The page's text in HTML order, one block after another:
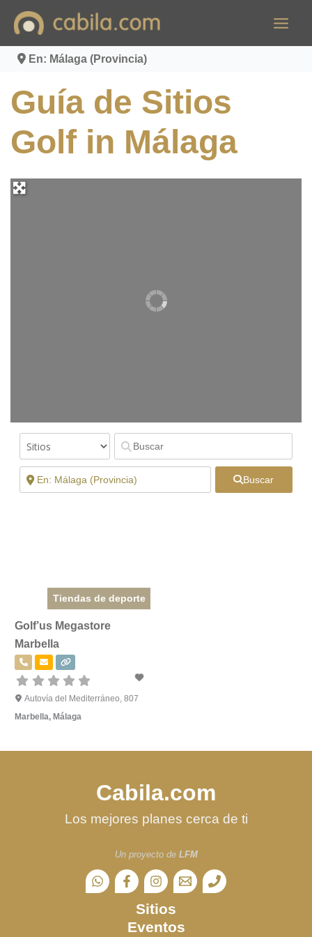
contenido
En: Málaga (Provincia)
Guía de Sitios
Golf in Málaga
Buscar
Tiendas de deporte
Golf’us Megastore
Marbella
Autovía del Mediterráneo, 807
Marbella, Málaga
Cabila.com
Los mejores planes cerca de ti
Un proyecto de LFM
Sitios
Eventos